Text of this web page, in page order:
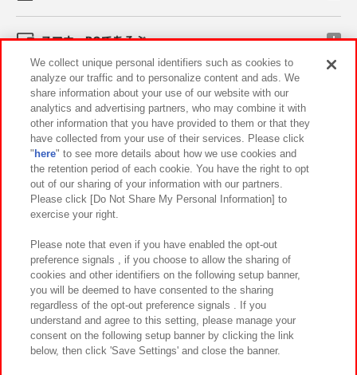
スマホ・PCであそぶ
イベント・キャンペーン
関連会社 サステナビリティ サイトポリシー
プライバシーポリシー ウェブアクセシビリティ方針と検証結果
お取引先さまとともに
カスタマーハラスメント対応方針 よくあるご質問・お問い合わせ
©Bandai Namco Amusement Inc.
We collect unique personal identifiers such as cookies to
analyze our traffic and to personalize content and ads. We
share information about your use of our website with our
analytics and advertising partners, who may combine it with
other information that you have provided to them or that they
have collected from your use of their services. Please click
" here" to see more details about how we use cookies and
the retention period of each cookie. You have the right to opt
out of our sharing of your information with our partners.
Please click [Do Not Share My Personal Information] to
exercise your right.
Please note that even if you have enabled the opt-out
preference signals , if you choose to allow the sharing of
cookies and other identifiers on the following setup banner,
you will be deemed to have consented to the sharing
regardless of the opt-out preference signals . If you
understand and agree to this setting, please manage your
consent on the following setup banner by clicking the link
below, then click 'Save Settings' and close the banner.